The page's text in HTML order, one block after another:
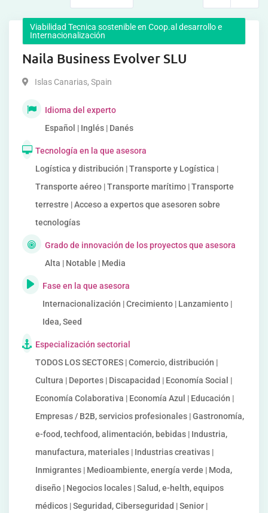
Viabilidad Tecnica sostenible en Coop.al desarrollo e
Internacionalización
Naila Business Evolver SLU
Islas Canarias, Spain
Idioma del experto
Español | Inglés | Danés
Tecnología en la que asesora
Logística y distribución | Transporte y Logística |
Transporte aéreo | Transporte marítimo | Transporte
terrestre | Acceso a expertos que asesoren sobre
tecnologías
Grado de innovación de los proyectos que asesora
Alta | Notable | Media
Fase en la que asesora
Internacionalización | Crecimiento | Lanzamiento |
Idea, Seed
Especialización sectorial
TODOS LOS SECTORES | Comercio, distribución |
Cultura | Deportes | Discapacidad | Economía Social |
Economía Colaborativa | Economía Azul | Educación |
Empresas / B2B, servicios profesionales | Gastronomía,
e-food, techfood, alimentación, bebidas | Industria,
manufactura, materiales | Industrias creativas |
Inmigrantes | Medioambiente, energía verde | Moda,
diseño | Negocios locales | Salud, e-helth, equipos
médicos | Seguridad, Ciberseguridad | Senior |